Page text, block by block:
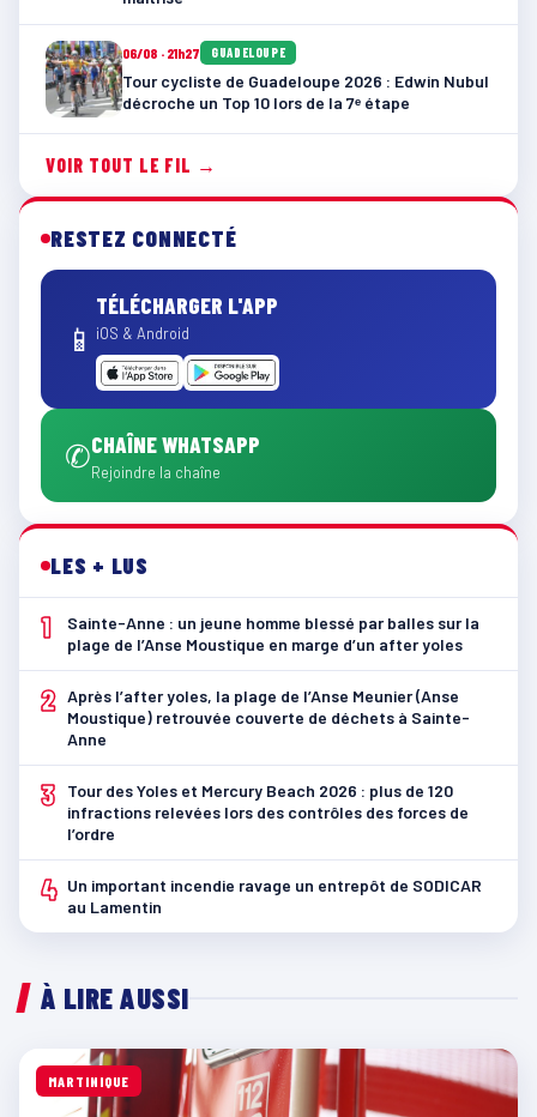
06/08 · 21h27 GUADELOUPE
Tour cycliste de Guadeloupe 2026 : Edwin Nubul
décroche un Top 10 lors de la 7ᵉ étape
VOIR TOUT LE FIL →
RESTEZ CONNECTÉ
📱
TÉLÉCHARGER L'APP
iOS & Android
✆CHAÎNE WHATSAPP
Rejoindre la chaîne
LES + LUS
1
Sainte-Anne : un jeune homme blessé par balles sur la
plage de l’Anse Moustique en marge d’un after yoles
2 Après l’after yoles, la plage de l’Anse Meunier (Anse
Moustique) retrouvée couverte de déchets à Sainte-
Anne
3
Tour des Yoles et Mercury Beach 2026 : plus de 120
infractions relevées lors des contrôles des forces de
l’ordre
4 Un important incendie ravage un entrepôt de SODICAR
au Lamentin
À LIRE AUSSI
MARTINIQUE